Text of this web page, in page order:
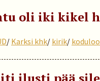
oli iki kikel
/ Karksi khk/ kirik/